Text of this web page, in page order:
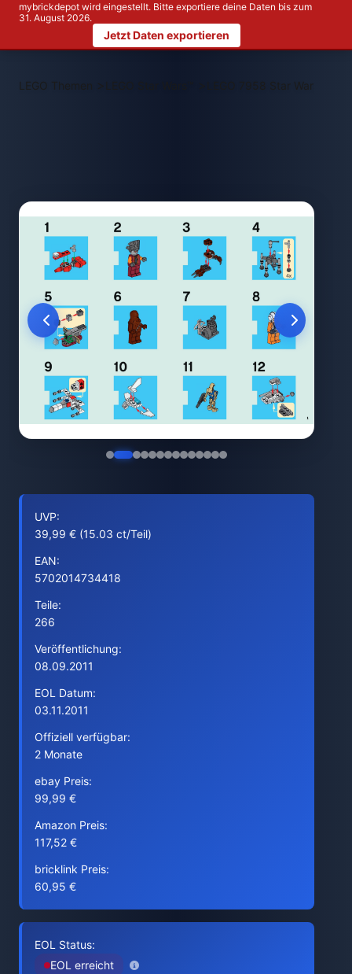
mybrickdepot wird eingestellt. Bitte exportiere deine Daten bis zum
31. August 2026.
Jetzt Daten exportieren
LEGO Themen > LEGO 7958 Star Wars
UVP:
39,99 € (15.03 ct/Teil)
EAN:
5702014734418
Teile:
266
Veröffentlichung:
08.09.2011
EOL Datum:
03.11.2011
Offiziell verfügbar:
2 Monate
ebay Preis:
99,99 €
Amazon Preis:
117,52 €
bricklink Preis:
60,95 €
EOL Status:
EOL erreicht